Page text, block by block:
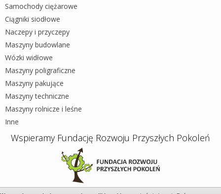
Samochody ciężarowe
Ciągniki siodłowe
Naczepy i przyczepy
Maszyny budowlane
Wózki widłowe
Maszyny poligraficzne
Maszyny pakujące
Maszyny techniczne
Maszyny rolnicze i leśne
Inne
Wspieramy Fundację Rozwoju Przyszłych Pokoleń